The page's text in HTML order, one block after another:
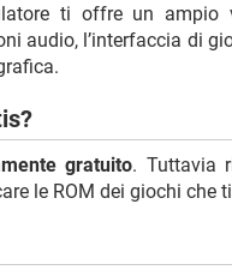
ti offre un
audio, l’interfaccia di
gratuito. Tuttavia
le ROM dei giochi che